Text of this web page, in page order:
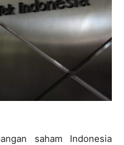
saham Indonesia